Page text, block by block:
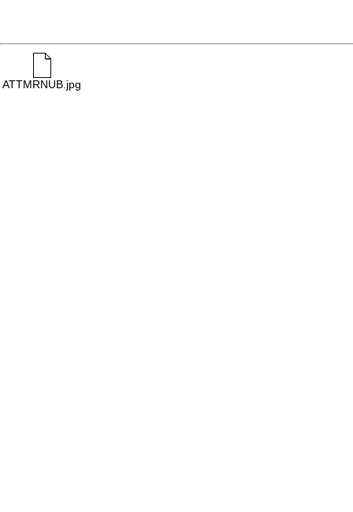
ATTMRNUB.jpg